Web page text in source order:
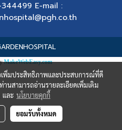
E-mail :
MakeWebEasy.com
เพิ่มประสิทธิภาพและประสบการณ์ที่ดี
านสามารถอ่านรายละเอียดเพิ่มเติม
และ นโยบายคุกกี้
ยอมรับทั้งหมด